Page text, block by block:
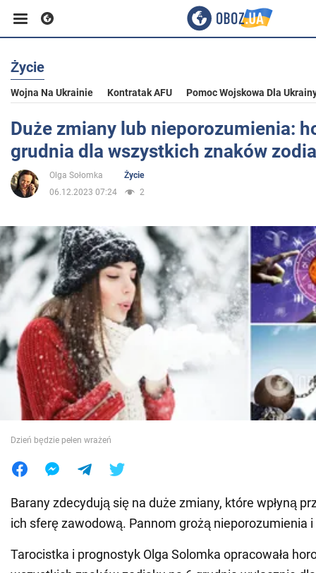
Biznes
Sport
Rozrywka
Polityka
Społeczeństwo
Wojna na Ukrainie
Świat
Jedzenie
Życie
Wojna Na Ukrainie Kontratak AFU Pomoc Wojskowa Dla
Duże zmiany lub nieporozumienia:
grudnia dla wszystkich znaków
Olga Sołomka
Życie
06.12.2023 07:24
2
Dzień będzie pełen wrażeń
Barany zdecydują się na duże zmiany, które wpłyną
ich sferę zawodową. Pannom grożą nieporozumienia
Tarocistka i prognostyk Olga Solomka opracowała